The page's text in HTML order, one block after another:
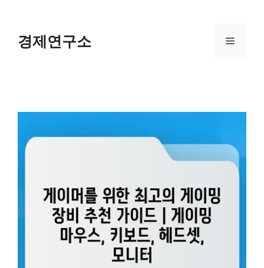
content경제연구소 Menu